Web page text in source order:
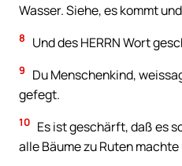
Wasser. Siehe, es kommt
8 Und des HERRN Wort
9
Du Menschenkind,
gefegt.
10 Es ist geschärft, daß es
alle Bäume zu Ruten